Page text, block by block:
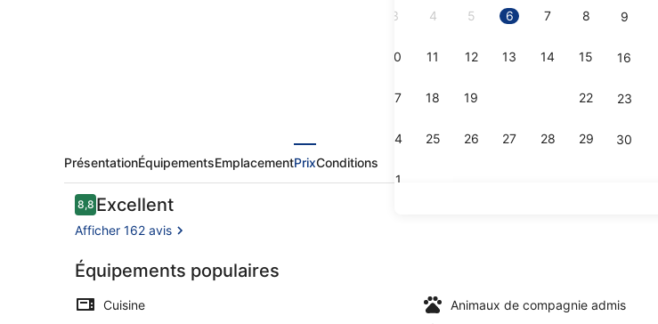
3 4 5 6 7 8 9
10 11 12 13 14 15 16
17 18 19 22 23
24 25 26 27 28 29 30
31
PrésentationÉquipementsEmplacementPrixConditions
Avis
voyageurs
8,88,8 sur 10
Excellent
Afficher 162 avis
Équipements populaires
Cuisine
Animaux de compagnie admis